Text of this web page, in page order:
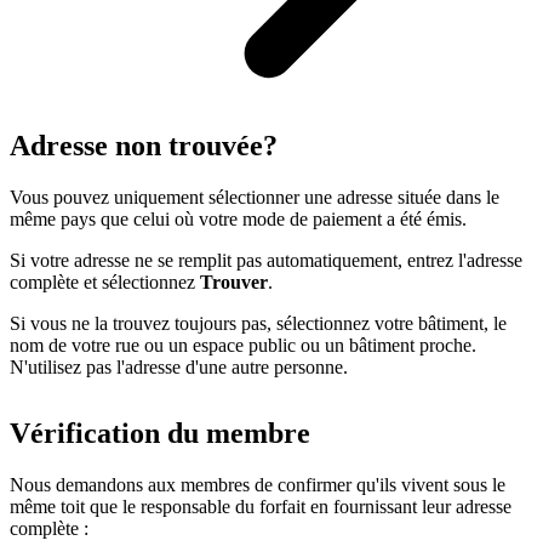
Adresse non trouvée?
Vous pouvez uniquement sélectionner une adresse située dans le
même pays que celui où votre mode de paiement a été émis.
Si votre adresse ne se remplit pas automatiquement, entrez l'adresse
complète et sélectionnez Trouver.
Si vous ne la trouvez toujours pas, sélectionnez votre bâtiment, le
nom de votre rue ou un espace public ou un bâtiment proche.
N'utilisez pas l'adresse d'une autre personne.
Vérification du membre
Nous demandons aux membres de confirmer qu'ils vivent sous le
même toit que le responsable du forfait en fournissant leur adresse
complète :